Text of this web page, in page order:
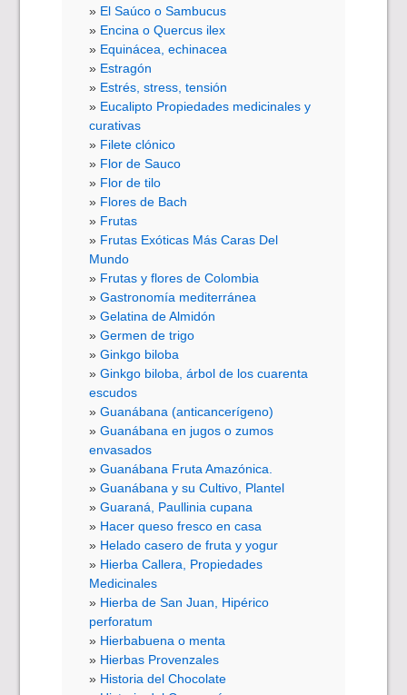
El Saúco o Sambucus
Encina o Quercus ilex
Equinácea, echinacea
Estragón
Estrés, stress, tensión
Eucalipto Propiedades medicinales y
curativas
Filete clónico
Flor de Sauco
Flor de tilo
Flores de Bach
Frutas
Frutas Exóticas Más Caras Del
Mundo
Frutas y flores de Colombia
Gastronomía mediterránea
Gelatina de Almidón
Germen de trigo
Ginkgo biloba
Ginkgo biloba, árbol de los cuarenta
escudos
Guanábana (anticancerígeno)
Guanábana en jugos o zumos
envasados
Guanábana Fruta Amazónica.
Guanábana y su Cultivo, Plantel
Guaraná, Paullinia cupana
Hacer queso fresco en casa
Helado casero de fruta y yogur
Hierba Callera, Propiedades
Medicinales
Hierba de San Juan, Hipérico
perforatum
Hierbabuena o menta
Hierbas Provenzales
Historia del Chocolate